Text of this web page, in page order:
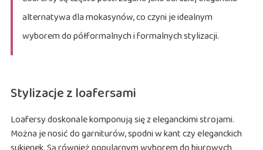
alternatywa dla mokasynów, co czyni je idealnym
wyborem do półformalnych i formalnych stylizacji.
Stylizacje z loafersami
Loafersy doskonale komponują się z eleganckimi strojami.
Można je nosić do garniturów, spodni w kant czy eleganckich